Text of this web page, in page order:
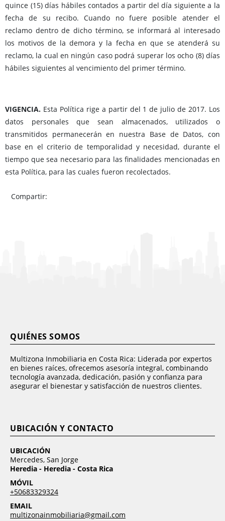
quince (15) días hábiles contados a partir del día siguiente a la
fecha de su recibo. Cuando no fuere posible atender el
reclamo dentro de dicho término, se informará al interesado
los motivos de la demora y la fecha en que se atenderá su
reclamo, la cual en ningún caso podrá superar los ocho (8) días
hábiles siguientes al vencimiento del primer término.
VIGENCIA. Esta Política rige a partir del 1 de julio de 2017. Los
datos personales que sean almacenados, utilizados o
transmitidos permanecerán en nuestra Base de Datos, con
base en el criterio de temporalidad y necesidad, durante el
tiempo que sea necesario para las finalidades mencionadas en
esta Política, para las cuales fueron recolectados.
Compartir:
QUIÉNES SOMOS
Multizona Inmobiliaria en Costa Rica: Liderada por expertos
en bienes raíces, ofrecemos asesoría integral, combinando
tecnología avanzada, dedicación, pasión y confianza para
asegurar el bienestar y satisfacción de nuestros clientes.
UBICACIÓN Y CONTACTO
UBICACIÓN
Mercedes, San Jorge
Heredia - Heredia - Costa Rica
MÓVIL
+50683329324
EMAIL
multizonainmobiliaria@gmail.com